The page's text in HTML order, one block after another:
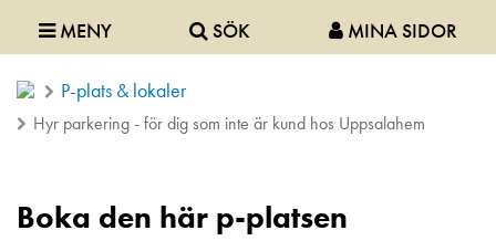
MENY SÖK MINA SIDOR
P-plats & lokaler
Hyr parkering - för dig som inte är kund hos Uppsalahem
Boka den här p-platsen